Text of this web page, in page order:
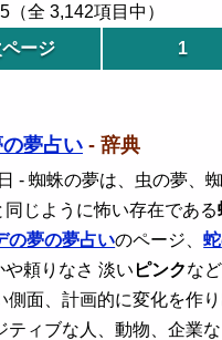
（全 3,142項目中）
ージ 1
夢占い - 辞典
- 蜘蛛の夢は、虫の夢、
じように怖い存在である
の夢の夢占いのページ、蛇
頼りなさ 淡い ピンクな
側面、計画的に変化を作
ティブな人、動物、企業